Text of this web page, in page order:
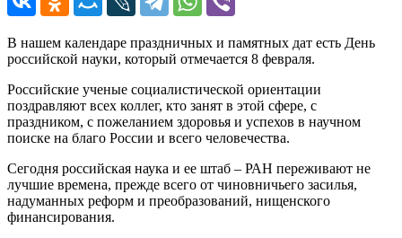
В нашем календаре праздничных и памятных дат есть День
российской науки, который отмечается 8 февраля.
Российские ученые социалистической ориентации
поздравляют всех коллег, кто занят в этой сфере, с
праздником, с пожеланием здоровья и успехов в научном
поиске на благо России и всего человечества.
Сегодня российская наука и ее штаб – РАН переживают не
лучшие времена, прежде всего от чиновничьего засилья,
надуманных реформ и преобразований, нищенского
финансирования.